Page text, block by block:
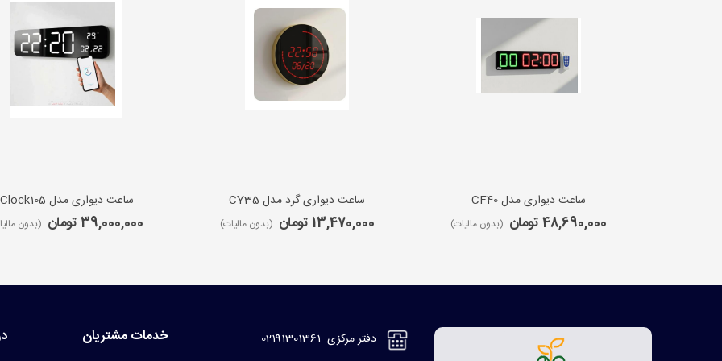
ساعت دیواری مدل CF40
48,690,000 تومان (بدون مالیات)
ساعت دیواری گرد مدل CY35
13,470,000 تومان (بدون مالیات)
ساعت دیواری مدل iClock105
39,000,000 تومان (بدون
دفتر مرکزی: 02191301361 خدمات مشتریان